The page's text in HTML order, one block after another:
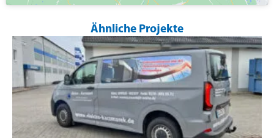
Ähnliche Projekte